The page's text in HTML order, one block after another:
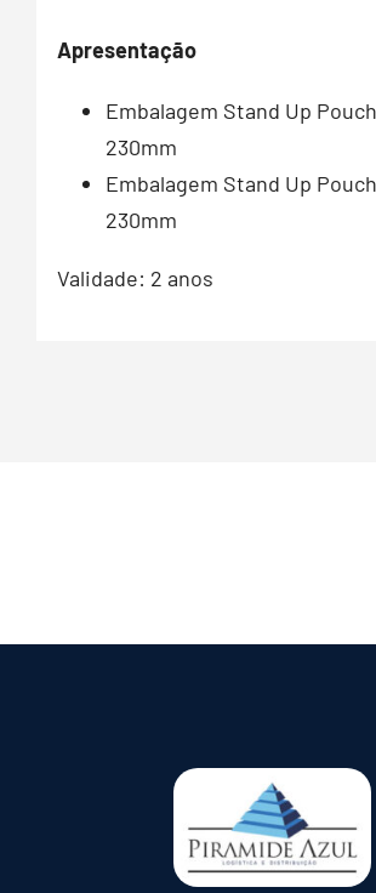
Apresentação
Embalagem Stand Up
230mm
Embalagem Stand Up
230mm
Validade: 2 anos